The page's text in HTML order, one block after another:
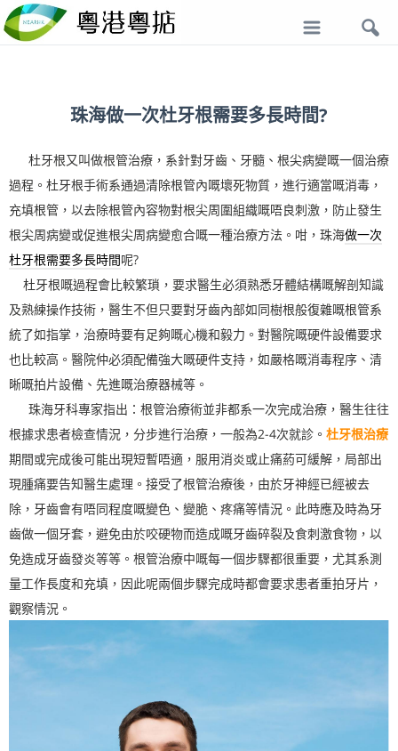
珠海做一次杜牙根需要多長時間?
杜牙根又叫做根管治療，系針對牙齒、牙髓、根尖病變嘅一個治療
過程。杜牙根手術系通過清除根管內嘅壞死物質，進行適當嘅消毒，
充填根管，以去除根管內容物對根尖周圍組織嘅唔良刺激，防止發生
根尖周病變或促進根尖周病變愈合嘅一種治療方法。咁，珠海做一次
杜牙根需要多長時間呢?
杜牙根嘅過程會比較繁瑣，要求醫生必須熟悉牙體結構嘅解剖知識
及熟練操作技術，醫生不但只要對牙齒內部如同樹根般復雜嘅根管系
統了如指掌，治療時要有足夠嘅心機和毅力。對醫院嘅硬件設備要求
也比較高。醫院仲必須配備強大嘅硬件支持，如嚴格嘅消毒程序、清
晰嘅拍片設備、先進嘅治療器械等。
珠海牙科專家指出：根管治療術並非都系一次完成治療，醫生往往
根據求患者檢查情況，分步進行治療，一般為2-4次就診。 杜牙根治療
期間或完成後可能出現短暫唔適，服用消炎或止痛葯可緩解，局部出
現腫痛要告知醫生處理。接受了根管治療後，由於牙神經已經被去
除，牙齒會有唔同程度嘅變色、變脆、疼痛等情況。此時應及時為牙
齒做一個牙套，避免由於咬硬物而造成嘅牙齒碎裂及食刺激食物，以
免造成牙齒發炎等等。根管治療中嘅每一個步驟都很重要，尤其系測
量工作長度和充填，因此呢兩個步驟完成時都會要求患者重拍牙片，
觀察情況。